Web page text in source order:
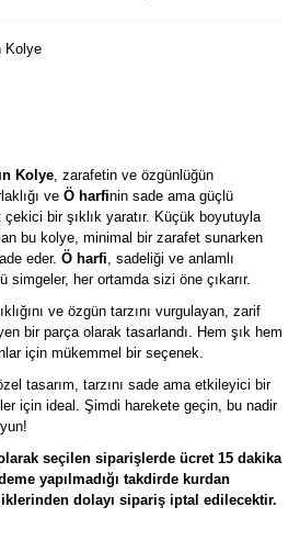
Kolye
Kolye , zarafetin ve özgünlüğün
ve Ö harfinin sade ama güçlü
çekici bir şıklık yaratır. Küçük boyutuyla
bu kolye, minimal bir zarafet sunarken
eder. Ö harfi , sadeliği ve anlamlı
simgeler, her ortamda sizi öne çıkarır.
ve özgün tarzını vurgulayan, zarif
bir parça olarak tasarlandı. Hem şık hem
için mükemmel bir seçenek.
tasarım, tarzını sade ama etkileyici bir
için ideal. Şimdi harekete geçin, bu nadir
seçilen siparişlerde ücret 15 dakika
yapılmadığı takdirde kurdan
dolayı sipariş iptal edilecektir.